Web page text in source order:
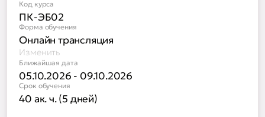
Код курса
ПК-ЭБ02
Форма обучения
Онлайн трансляция
Изменить
Ближайшая дата
05.10.2026 - 09.10.2026
Срок обучения
40 ак. ч. (5 дней)